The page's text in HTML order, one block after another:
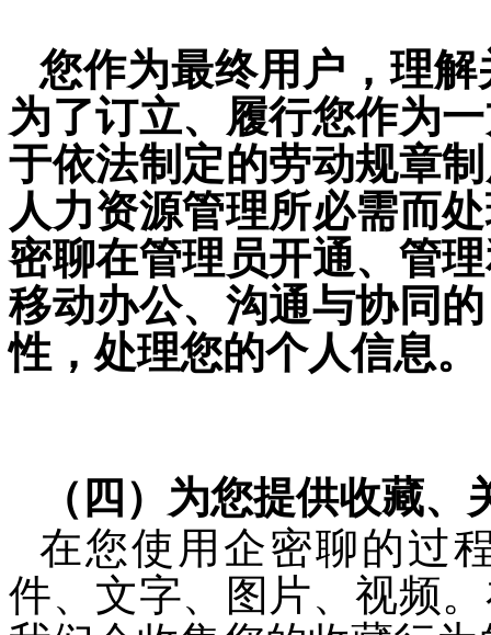
您作为最终用户，理
为了订立、履行您作为
于依法制定的劳动规章
人力资源管理所必需而
密聊在管理员开通、管
移动办公、沟通与协同
性，处理您的个人信息。
（四）为您提供收藏
在您使用 企密聊的过
件、文字、图片、视频